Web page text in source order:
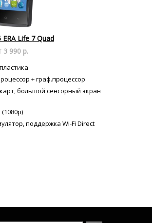
ERA Life 7 Quad
3 990 р.
+ граф.процессор
большой сенсорный экран
поддержка Wi-Fi Direct